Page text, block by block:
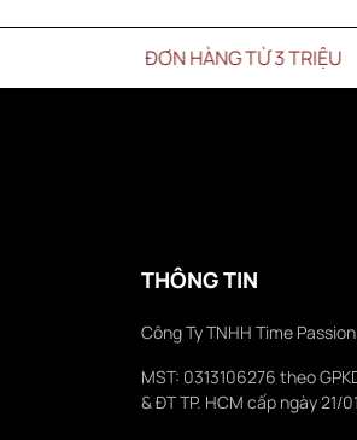
ĐƠN HÀNG TỪ 3 TRIỆU
THÔNG TIN
Công Ty TNHH Time Passion
MST: 0313106276 theo
& ĐT TP. HCM cấp ngày 21/